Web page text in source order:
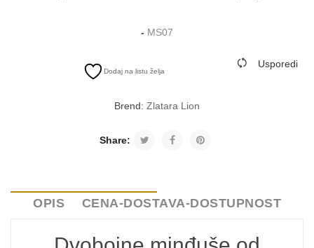
- MS07
Dodaj na listu želja
Usporedi
Brend: Zlatara Lion
Share:
OPIS CENA-DOSTAVA-DOSTUPNOST